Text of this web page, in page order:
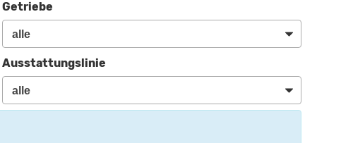
Getriebe
Ausstattungslinie